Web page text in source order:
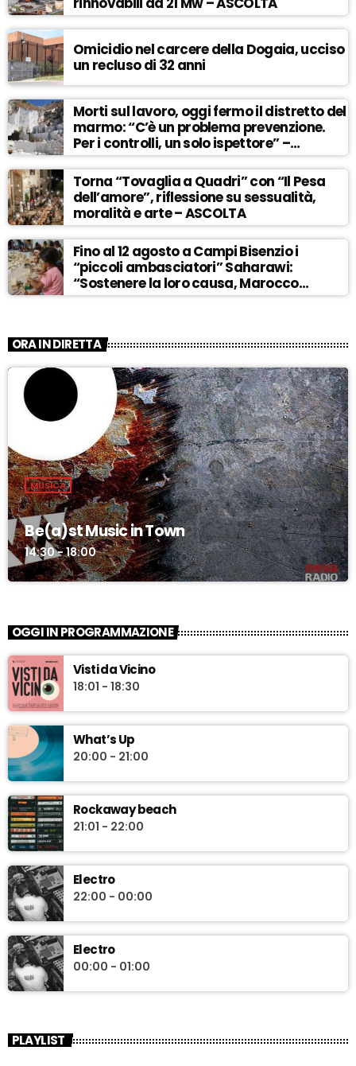
Omicidio nel carcere della Dogaia, ucciso
un recluso di 32 anni
Morti sul lavoro, oggi fermo il distretto del
marmo: “C’è un problema prevenzione.
Per i controlli, un solo ispettore” –
ASCOLTA
Torna “Tovaglia a Quadri” con “Il Pesa
dell’amore”, riflessione su sessualità,
moralità e arte – ASCOLTA
Fino al 12 agosto a Campi Bisenzio i
“piccoli ambasciatori” Saharawi:
“Sostenere la loro causa, Marocco
sempre più invadente” – ASCOLTA
ORA IN DIRETTA
MUSICA
Be(a)st Music in Town
14:30 - 18:00
OGGI IN PROGRAMMAZIONE
Visti da Vicino
18:01 - 18:30
What’s Up
20:00 - 21:00
Rockaway beach
21:01 - 22:00
Electro
22:00 - 00:00
Electro
00:00 - 01:00
PLAYLIST